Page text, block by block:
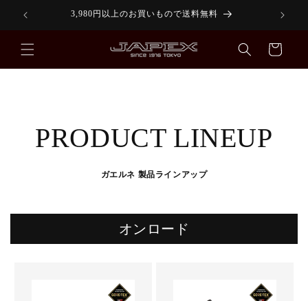
ンツに
【PayPay】【楽天ペイ】ご利用いただけます。
ー
PRODUCT LINEUP
ガエルネ 製品ラインアップ
オンロード